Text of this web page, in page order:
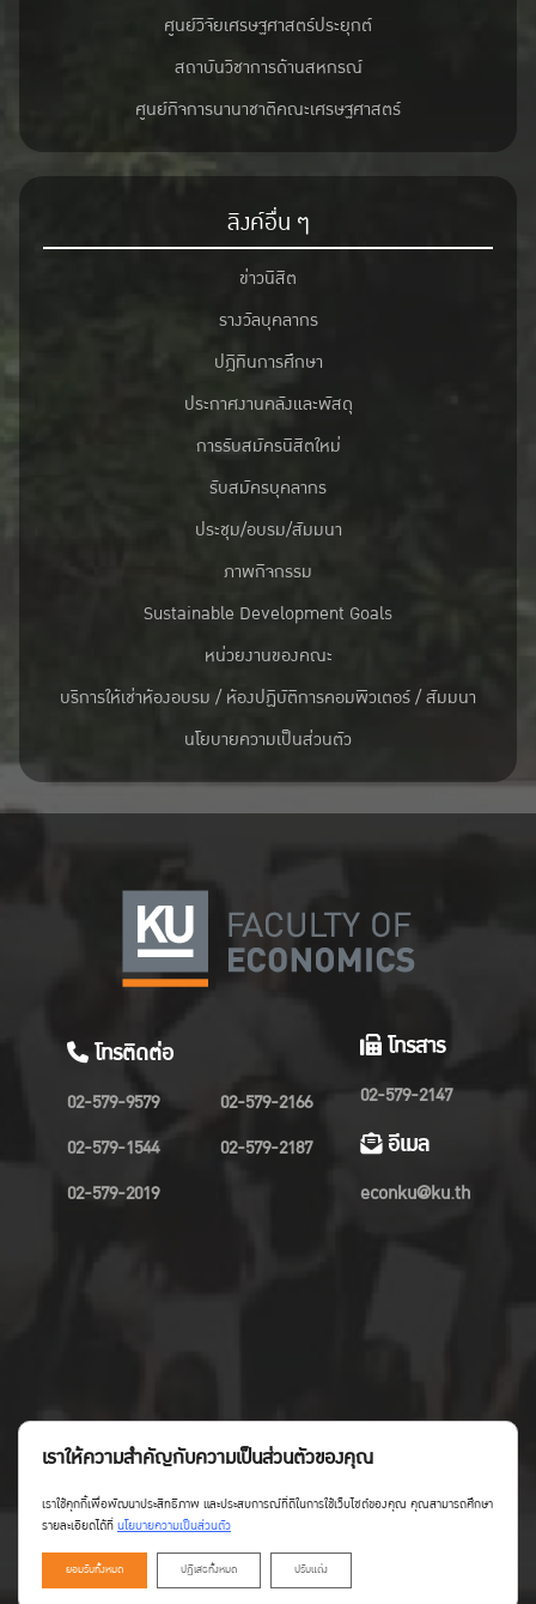
ศูนย์วิจัยเศรษฐศาสตร์ประยุกต์
สถาบันวิชาการด้านสหกรณ์
ศูนย์กิจการนานาชาติคณะเศรษฐศาสตร์
ลิงค์อื่น ๆ
ข่าวนิสิต
รางวัลบุคลากร
ปฎิทินการศึกษา
ประกาศงานคลังและพัสดุ
การรับสมัครนิสิตใหม่
รับสมัครบุคลากร
ประชุม/อบรม/สัมมนา
ภาพกิจกรรม
Sustainable Development Goals
หน่วยงานของคณะ
บริการให้เช่าห้องอบรม / ห้องปฏิบัติการคอมพิวเตอร์ / สัมมนา
นโยบายความเป็นส่วนตัว
โทรติดต่อ
02-579-9579
02-579-1544
02-579-2019
02-579-2166
02-579-2187
โทรสาร
02-579-2147
อีเมล
econku@ku.th
Copyright©Faculty of Economics KU
เราให้ความสำคัญกับความเป็นส่วนตัวของคุณ
เราใช้คุกกี้เพื่อพัฒนาประสิทธิภาพ และประสบการณ์ที่ดีในการใช้เว็บไซต์ของคุณ คุณสามารถศึกษา
รายละเอียดได้ที่นโยบายความเป็นส่วนตัว
ยอมรับทั้งหมด ปฏิเสธทั้งหมด ปรับแต่ง